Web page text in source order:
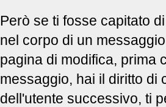
Però se ti fosse capitato
nel corpo di un
pagina di modifica, prima
messaggio, hai il diritto di
dell'utente successivo, ti